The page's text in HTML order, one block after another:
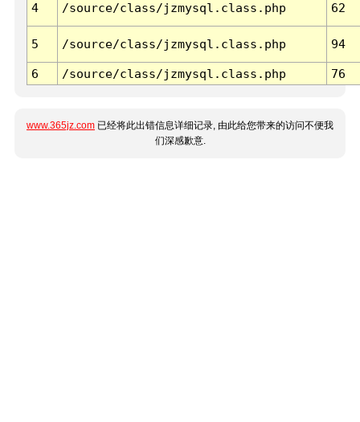
4 /source/class/jzmysql.class.php 62
5 /source/class/jzmysql.class.php 94
6 /source/class/jzmysql.class.php 76
www.365jz.com 已经将此出错信息详细记录, 由此给您带来的访问不便我
们深感歉意.